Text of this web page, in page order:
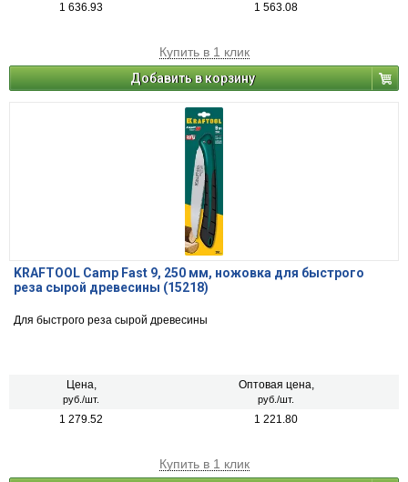
1 636.93 1 563.08
Купить в 1 клик
Добавить в корзину
KRAFTOOL Camp Fast 9, 250 мм, ножовка для быстрого
реза сырой древесины (15218)
Для быстрого реза сырой древесины
Цена,
руб./шт.
Оптовая цена,
руб./шт.
1 279.52 1 221.80
Купить в 1 клик